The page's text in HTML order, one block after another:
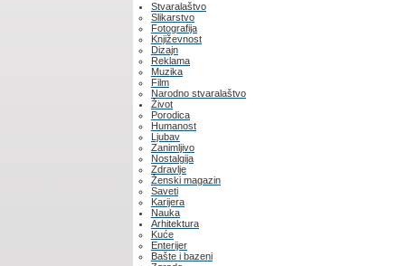
Stvaralaštvo
Slikarstvo
Fotografija
Književnost
Dizajn
Reklama
Muzika
Film
Narodno stvaralaštvo
Život
Porodica
Humanost
Ljubav
Zanimljivo
Nostalgija
Zdravlje
Ženski magazin
Saveti
Karijera
Nauka
Arhitektura
Kuće
Enterijer
Bašte i bazeni